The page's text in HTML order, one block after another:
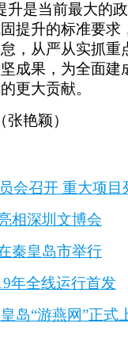
升是当前最大的
提升的标准要求
，从严从实抓重
成果，为全面建
更大贡献。
艳颖）
会召开 重大项目
相深圳文博会
秦皇岛市举行
年全线运行首发
岛“游燕网”正式